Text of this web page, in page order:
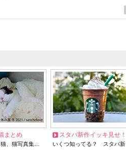
まとめ
、猫写真集…
スタバ新作イッキ見せ！
いくつ知ってる？ スタバ新